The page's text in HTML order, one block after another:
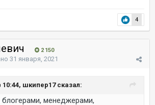
4
2 150
31 января, 2021
10:44, шкипер17 сказал:
блогерами, менеджерами,